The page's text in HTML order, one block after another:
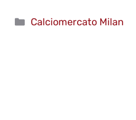
Categorie
Calciomercato Milan